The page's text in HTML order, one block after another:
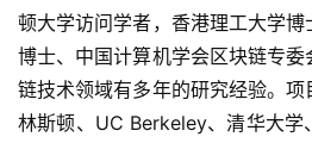
顿大学访问学者，香港理工大学
博士、中国计算机学会区块链专
链技术领域有多年的研究经验。
林斯顿、UC Berkeley、清华大学